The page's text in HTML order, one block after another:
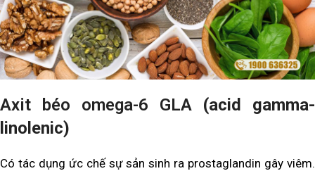
Axit béo omega-6 GLA (acid gamma-
linolenic)
Có tác dụng ức chế sự sản sinh ra prostaglandin gây viêm.